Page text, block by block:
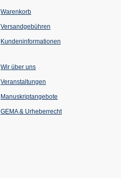
Warenkorb
Versandgebühren
Kundeninformationen
Wir über uns
Veranstaltungen
einem
Tab)
Manuskriptangebote
GEMA & Urheberrecht